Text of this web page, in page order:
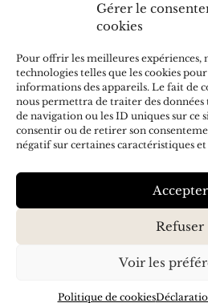
Gérer le
cookies
Pour offrir les meilleures expériences,
technologies telles que les cookies
informations des appareils. Le fait de
nous permettra de traiter des
de navigation ou les ID uniques sur ce
consentir ou de retirer son
négatif sur certaines caractéristiques
Accepter
Refuser
Voir les
Politique de cookies
SUIVEZ-NOUS
conseils, abonnez-vous à la
J'accepte de recevoir vos e-mails et
S’ABONNER
Création & référencement :Olicom|